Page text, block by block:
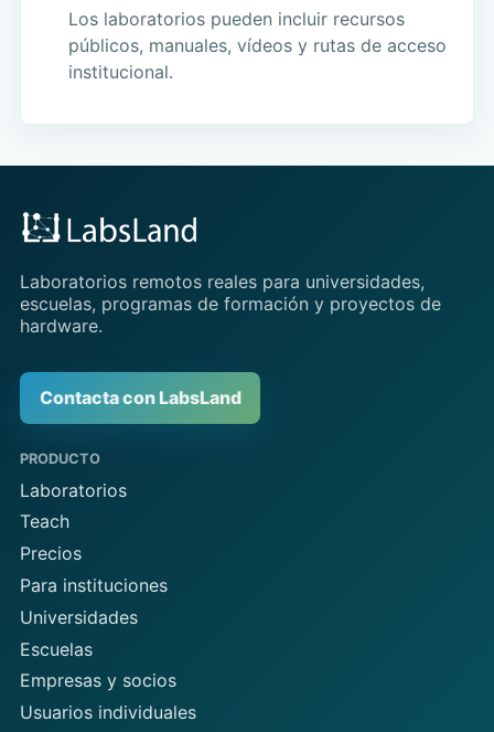
Los laboratorios pueden incluir recursos
públicos, manuales, vídeos y rutas de acceso
institucional.
Laboratorios remotos reales para universidades,
escuelas, programas de formación y proyectos de
hardware.
Contacta con LabsLand
PRODUCTO
Laboratorios
Teach
Precios
Para instituciones
Universidades
Escuelas
Empresas y socios
Usuarios individuales